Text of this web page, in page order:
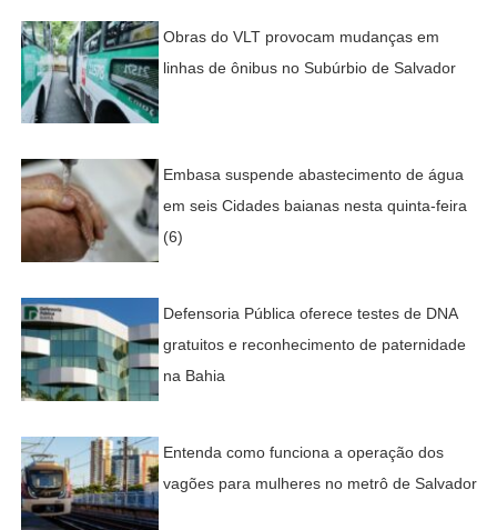
Obras do VLT provocam mudanças em
linhas de ônibus no Subúrbio de Salvador
Embasa suspende abastecimento de água
em seis Cidades baianas nesta quinta-feira
(6)
Defensoria Pública oferece testes de DNA
gratuitos e reconhecimento de paternidade
na Bahia
Entenda como funciona a operação dos
vagões para mulheres no metrô de Salvador